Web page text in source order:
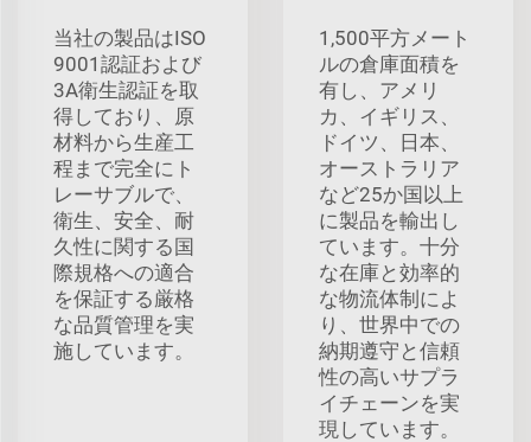
当社の製品はISO
9001認証および
3A衛生認証を取
得しており、原
材料から生産工
程まで完全にト
レーサブルで、
衛生、安全、耐
久性に関する国
際規格への適合
を保証する厳格
な品質管理を実
施しています。
1,500平方メート
ルの倉庫面積を
有し、アメリ
カ、イギリス、
ドイツ、日本、
オーストラリア
など25か国以上
に製品を輸出し
ています。十分
な在庫と効率的
な物流体制によ
り、世界中での
納期遵守と信頼
性の高いサプラ
イチェーンを実
現しています。